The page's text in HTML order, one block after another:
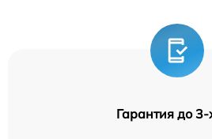
Гарантия до 3-